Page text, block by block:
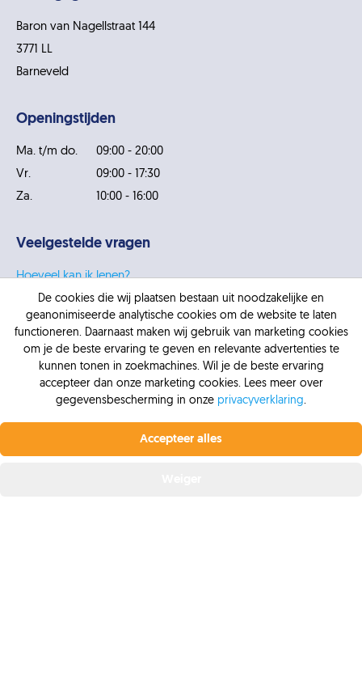
Baron van Nagellstraat 144
3771 LL
Barneveld
Openingstijden
Ma. t/m do.
09:00 - 20:00
Vr.
09:00 - 17:30
Za.
10:00 - 16:00
Veelgestelde vragen
Hoeveel kan ik lenen?
Wanneer kan je geen lening aanvragen?
Wat is een persoonlijke lening?
Wat is een consumptief krediet?
Wat is boetevrij aflossen?
Bekijk alleveelgestelde vragen.
Belangrijke pagina's
De cookies die wij plaatsen bestaan uit noodzakelijke en
geanonimiseerde analytische cookies om de website te laten
functioneren. Daarnaast maken wij gebruik van marketing cookies
om je de beste ervaring te geven en relevante advertenties te
kunnen tonen in zoekmachines. Wil je de beste ervaring
accepteer dan onze marketing cookies. Lees meer over
gegevensbescherming in onze privacyverklaring.
Accepteer alles
Profiteer nu van de laagste rente.Vanaf 6,4% vaste
rente bij Krediet.nl